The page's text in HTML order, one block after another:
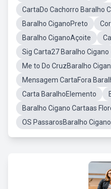
CartaDo Cachorro Baralho
Baralho CiganoPreto
Baralho CiganoAçoite
Sig Carta27 Baralho Cigano
Me to Do CruzBaralho
Mensagem CartaFora
Carta BaralhoElemento
Baralho Cigano Cartaas
OS PassarosBaralho Cigano